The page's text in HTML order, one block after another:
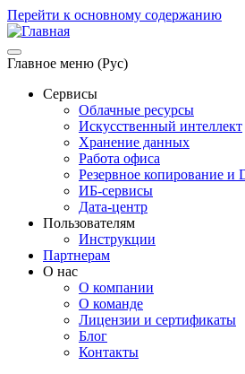
Перейти к основному содержанию
Главное меню (Рус)
Сервисы
Облачные ресурсы
Искусственный интеллект
Хранение данных
Работа офиса
Резервное копирование и
ИБ-сервисы
Дата-центр
Пользователям
Инструкции
Партнерам
О нас
О компании
О команде
Лицензии и сертификаты
Блог
Контакты